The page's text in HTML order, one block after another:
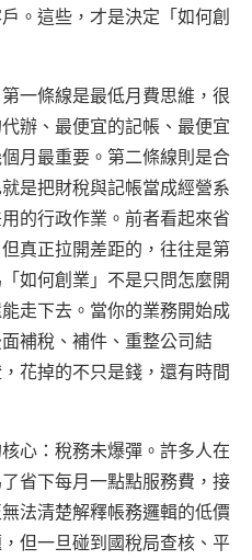
。這些，才是決定「如何創
一條線是最低月費思維，很
辦、最便宜的記帳、最便宜
月最重要。第二條線則是合
是把財稅與記帳當成經營系
的行政作業。前者看起來省
真正拉開差距的，往往是第
如何創業」不是只問怎麼開
走下去。當你的業務開始成
補稅、補件、重整公司結
花掉的不只是錢，還有時間
心：稅務未爆彈。許多人在
省下每月一點點服務費，接
法清楚解釋帳務邏輯的低價
但一旦碰到國稅局查核、平